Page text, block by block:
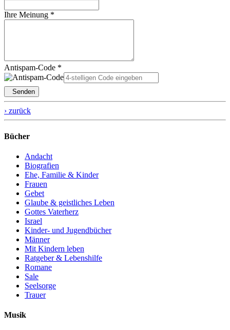
Ihre Meinung *
Antispam-Code *
Senden
› zurück
Bücher
Andacht
Biografien
Ehe, Familie & Kinder
Frauen
Gebet
Glaube & geistliches Leben
Gottes Vaterherz
Israel
Kinder- und Jugendbücher
Männer
Mit Kindern leben
Ratgeber & Lebenshilfe
Romane
Sale
Seelsorge
Trauer
Musik